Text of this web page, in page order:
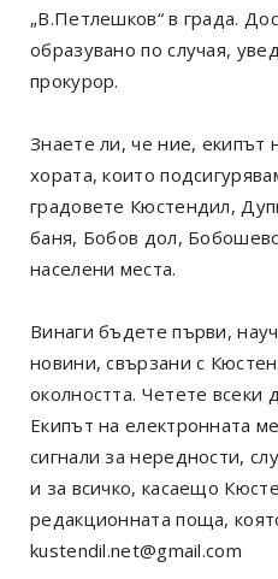
„В.Петлешков“ в града.
образувано по случая,
прокурор.
Знаете ли, че ние, екипът
хората, които
градовете Кюстендил,
баня, Бобов дол,
населени места.
Винаги бъдете първи,
новини, свързани с
околността. Четете всеки
Екипът на електронната
сигнали за нередности,
и за всичко, касаещо
редакционната поща,
kustendil.net@gmail.com